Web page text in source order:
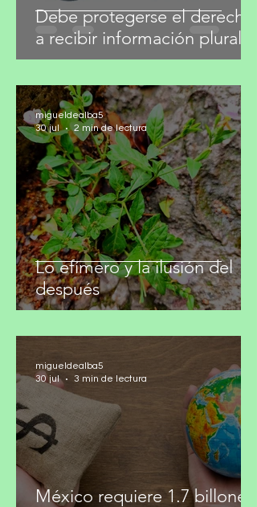
Debe protegerse el derecho
a recibir información plural
Lo efímero y la ilusión del
después
migueldealba5
30 jul
2 min de lectura
migueldealba5
30 jul
3 min de lectura